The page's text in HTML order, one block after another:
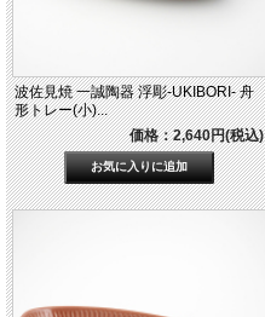
波佐見焼 一誠陶器 浮彫-UKIBORI- 舟
形トレー(小)...
価格：2,640円(税込)